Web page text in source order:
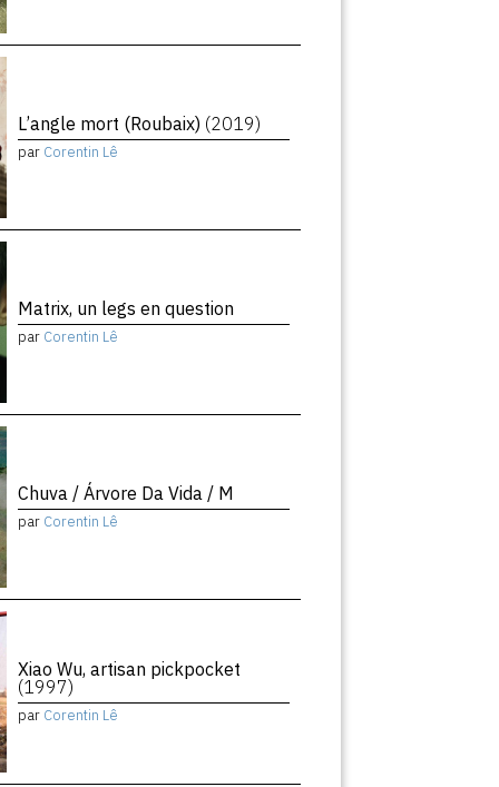
L’angle mort (Roubaix) (2019)
par Corentin Lê
Matrix, un legs en question
par Corentin Lê
Chuva / Árvore Da Vida / M
par Corentin Lê
Xiao Wu, artisan pickpocket
(1997)
par Corentin Lê